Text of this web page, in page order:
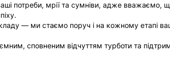
потреби, мрії та сумніви, адже вважаємо,
— ми стаємо поруч і на кожному етапі
сповненим відчуттям турботи та
ПУБЛІКАЦІЇ
НОВИНИ
Більше